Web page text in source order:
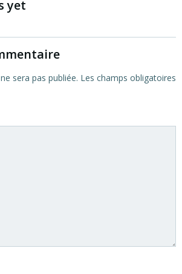
yet
sera pas publiée. Les champs obligatoires